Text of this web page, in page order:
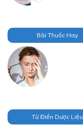
Bài Thuốc Hay
Từ Điển Dược Liệu